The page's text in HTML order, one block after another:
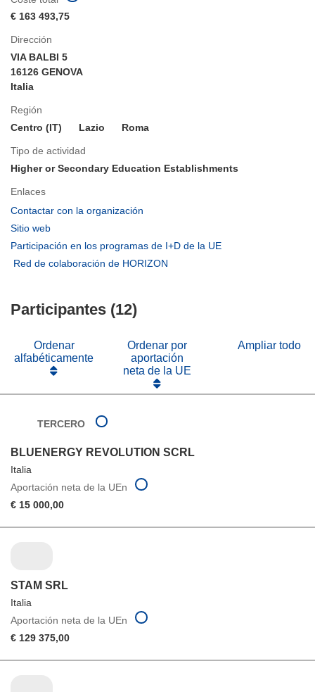
Dirección
VIA BALBI 5
16126 GENOVA
Italia
Región
Centro (IT)
Lazio Roma
Tipo de actividad
Higher or Secondary Education Establishments
Enlaces
Contactar con la organización
en
nueva
Sitio web
abrirá
en
ventana)
Participación en los programas de I+D de la UE
Red de colaboración de HORIZON
€ 163 493,75
Participantes (12)
Ordenar
alfabéticamente
Ordenar por
aportación
neta de la UE
Ampliar todo
TERCERO
BLUENERGY REVOLUTION SCRL
Italia
Aportación neta de la UEn
€ 15 000,00
STAM SRL
Italia
Aportación neta de la UEn
€ 129 375,00